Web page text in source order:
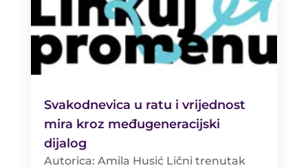
Svakodnevica u ratu i vrijednost
mira kroz međugeneracijski
dijalog
Autorica: Amila Husić Lični trenutak